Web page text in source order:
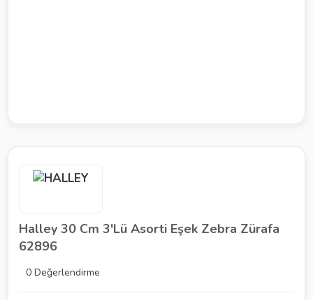
Halley 30 Cm 3'Lü Asorti Eşek Zebra Zürafa
62896
0 Değerlendirme